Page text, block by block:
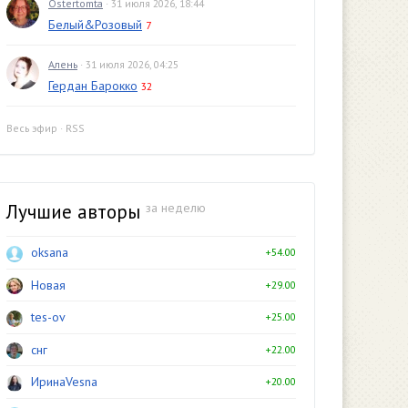
Ostertomta · 31 июля 2026, 18:44
Белый&Розовый 7
Алень · 31 июля 2026, 04:25
Гердан Барокко 32
Весь эфир · RSS
Лучшие авторы за неделю
oksana +54.00
Новая +29.00
tes-ov +25.00
снг +22.00
ИринаVesna +20.00